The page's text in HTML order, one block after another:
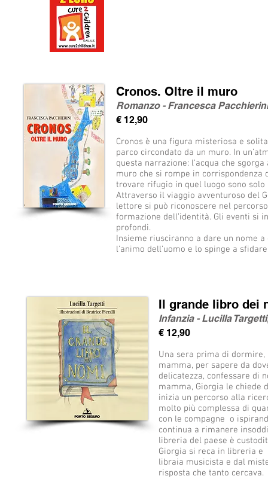
Il grande libro dei
Infanzia - Lucilla
Una sera prima di
mamma, per sapere da
delicatezza, confessare di
mamma, Giorgia le chiede
inizia un percorso alla
molto più complessa di
con le compagne o
continua a rimanere
libreria del paese è
Giorgia si reca in libreria e
libraia musicista e dal
risposta che tanto cercava.
€ 12,90
Cronos. Oltre il muro
Romanzo - Francesca Pacchierini
Cronos è una figura misteriosa e
parco circondato da un muro. In
questa narrazione: l’acqua che
muro che si rompe in
trovare rifugio in quel luogo sono solo
Attraverso il viaggio avventuroso del
lettore si può riconoscere nel
formazione dell’identità. Gli eventi si
profondi.
Insieme riusciranno a dare un nome
l’animo dell’uomo e lo spinge a
€ 12,90